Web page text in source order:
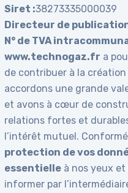
Siret :38273335000039
Directeur de
N° de TVA
www.technogaz.fr a
de contribuer à la
accordons une grande
et avons à cœur de
relations fortes et
l’intérêt mutuel.
protection de vos
essentielle à nos yeux
informer par